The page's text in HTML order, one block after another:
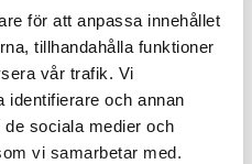
för att anpassa innehållet
tillhandahålla funktioner
vår trafik. Vi
identifierare och annan
sociala medier och
vi samarbetar med.
i servicebilen eller
hur kan automatisk
göra vardagen
blir det lite
klassiskt Elsnack-kaos